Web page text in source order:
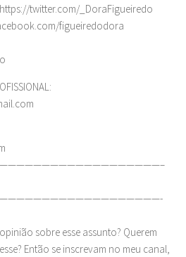
twitter.com/_DoraFigueiredo
figueiredodora
sobre esse assunto? Querem
Então se inscrevam no meu canal,